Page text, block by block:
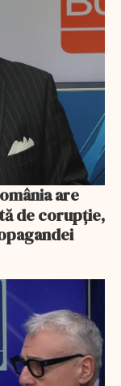
de corupție,